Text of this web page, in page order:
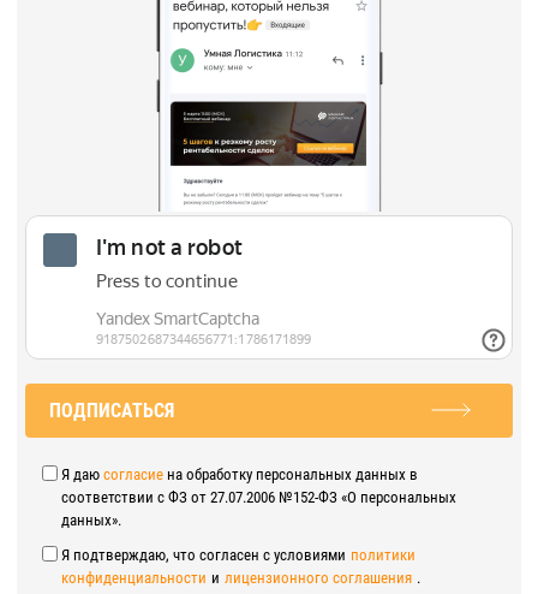
ПОДПИСАТЬСЯ
Я даю согласие на обработку персональных данных в
соответствии с ФЗ от 27.07.2006 №152-ФЗ «О персональных
данных».
Я подтверждаю, что согласен с условиями политики
конфиденциальности и лицензионного соглашения .